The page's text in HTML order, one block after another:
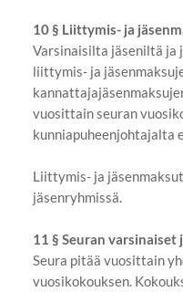
10 § Liittymis- ja
Varsinaisilta jäseniltä
liittymis- ja
vuosittain seuran
kunniapuheenjohtajalta
Liittymis- ja
jäsenryhmissä.
11 § Seuran
Seura pitää vuosittain
vuosikokouksen.